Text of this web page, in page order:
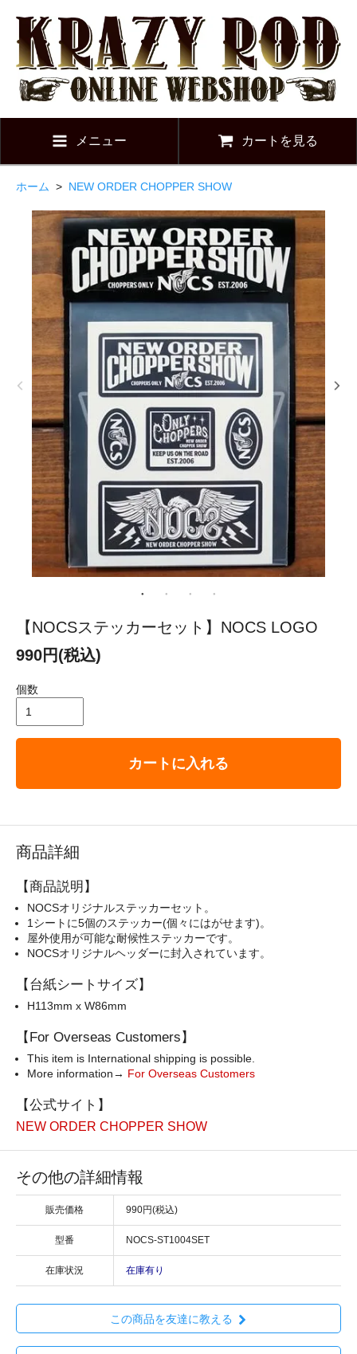
メニュー カートを見る
ホーム > NEW ORDER CHOPPER SHOW
【NOCSステッカーセット】NOCS LOGO
990円(税込)
個数
カートに入れる
商品詳細
【商品説明】
NOCSオリジナルステッカーセット。
1シートに5個のステッカー(個々にはがせます)。
屋外使用が可能な耐候性ステッカーです。
NOCSオリジナルヘッダーに封入されています。
【台紙シートサイズ】
H113mm x W86mm
【For Overseas Customers】
This item is International shipping is possible.
More information→ For Overseas Customers
【公式サイト】
NEW ORDER CHOPPER SHOW
その他の詳細情報
販売価格 990円(税込)
型番 NOCS-ST1004SET
在庫状況 在庫有り
この商品を友達に教える